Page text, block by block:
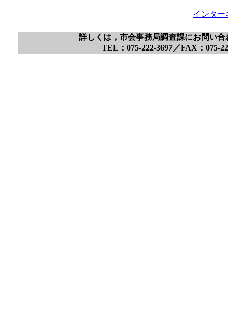
インター
詳しくは，市会事務局調査課にお問い
TEL：075-222-3697／FAX：075-